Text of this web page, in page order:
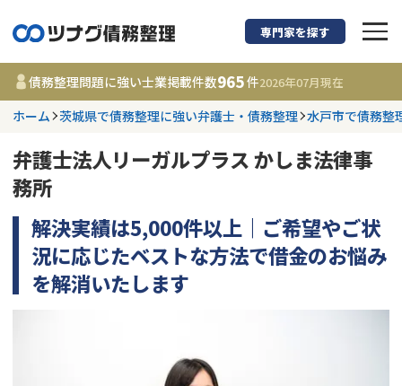
債務整理に強い弁
都道府県を選択
事務所 965
件
相談内容で探す
専門家を探す
債務整理問題に強い士業掲載件数965件2026年07月現在
ホーム 茨城県で債務整理に強い弁護士・債務整理 水戸市で債務整
弁護士法人リーガルプラス かしま法律事
務所
解決実績は5,000件以上｜ご希望やご状
況に応じたベストな方法で借金のお悩み
を解消いたします